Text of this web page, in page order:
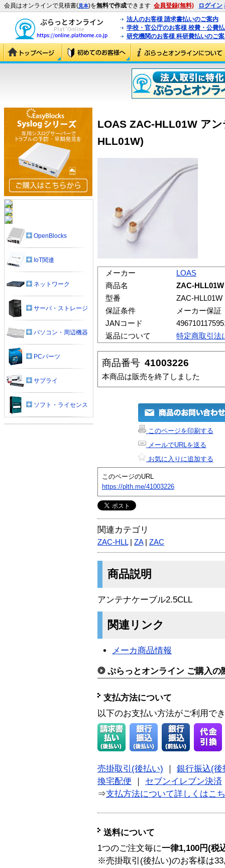
会員はオンラインで見積書(見本)を無料で作成できます 会員登録(無料) ログイン
法人のお客様 請求書払いのご案内
学校・官公庁のお客様 校費・公費
研究機関のお客様 科研費払いのご
LOAS ZAC-HLL01W ア
HLL01W)
メーカー
LOAS
商品名
ZAC-
型番
ZAC-HLL01W
保証条件
メーカー保証
JANコード
返品について
特定商取引法
商品番号 41003226
本商品は販売を終了しました
このページを印刷する
メールでURLを送る
お気に入りに追加する
このページのURL
https://plth.me/41003226
関連カテゴリ
ZAC-HLL| ZA| ZAC
商品説明
アンテナケーブル2.5CLL
関連リンク
メーカ商品情報
ぷらっとオンライン ご購入の
支払方法について
以下のお支払い方法がご利用で
売掛取引(後払い)
銀行振込(後
換宅配便
セブンイレブン決済
⇒支払方法について詳しくはこ
送料について
1つのご注文毎に一律1,100円(税
※売掛取引(後払い)のお客様は
OpenBlocks
IoT関連
ネットワーク
サーバ・ストレージ
パソコン・周辺機器
PCパーツ
サプライ
ソフト・ライセンス